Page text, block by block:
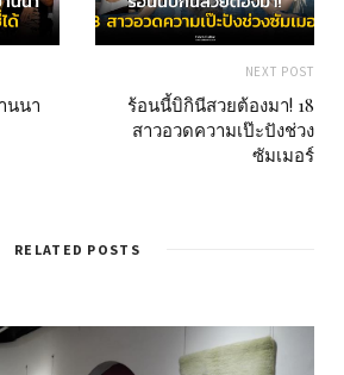
นนา
NEXT POST
ร้อนนี้บิกินีสวยต้องมา! 18
สาวอวดความเป๊ะปังช่วง
ซัมเมอร์
RELATED POSTS